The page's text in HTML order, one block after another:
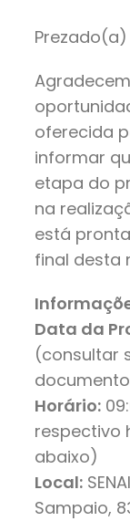
oferecida
informar
etapa do
na
está
final desta
Data da
(consultar
Horário:
respectivo
abaixo)
Local:
Sampaio,